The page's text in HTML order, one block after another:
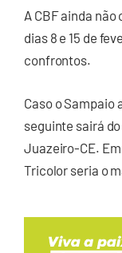
A CBF ainda
dias 8 e 15 de
confrontos.
Caso o Sampaio
seguinte sairá
Juazeiro-CE.
Tricolor seria o